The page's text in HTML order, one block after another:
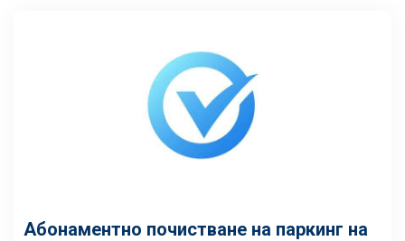
Абонаментно почистване на паркинг на